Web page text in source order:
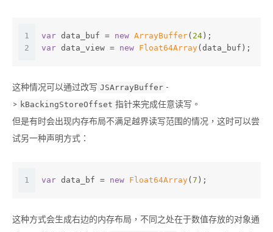
1
2
var data_buf = new ArrayBuffer( 24 );
var data_view = new Float64Array(data_buf);
这种情况可以通过改写 JSArrayBuffer -
> kBackingStoreOffset 指针来完成任意读写。
但是有时会出现内存布局不满足越界读写范围的情况，这时可以尝
试另一种声明方式：
1 var data_bf = new Float64Array( 7 );
这种方式会生成右边的内存布局，不同之处在于数值存放的对象通